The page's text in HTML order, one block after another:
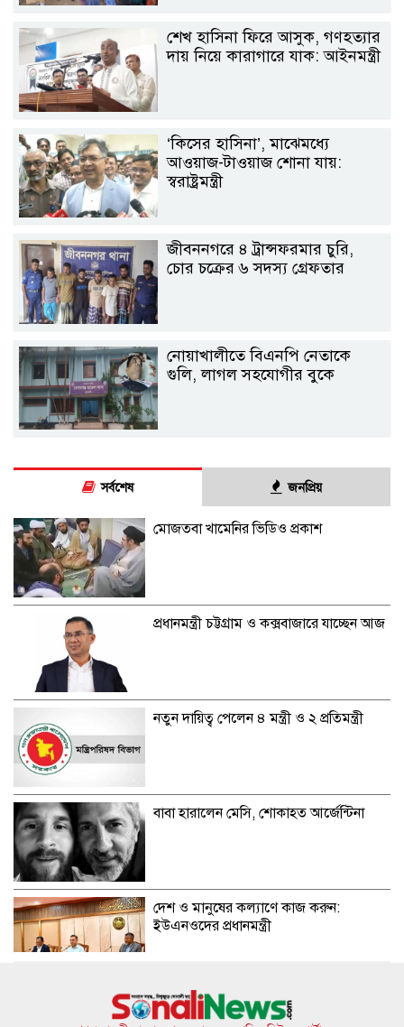
শেখ হাসিনা ফিরে আসুক, গণহত্যার
দায় নিয়ে কারাগারে যাক: আইনমন্ত্রী
‘কিসের হাসিনা’, মাঝেমধ্যে
আওয়াজ-টাওয়াজ শোনা যায়:
স্বরাষ্ট্রমন্ত্রী
জীবননগরে ৪ ট্রান্সফরমার চুরি,
চোর চক্রের ৬ সদস্য গ্রেফতার
নোয়াখালীতে বিএনপি নেতাকে
গুলি, লাগল সহযোগীর বুকে
সর্বশেষ জনপ্রিয়
মোজতবা খামেনির ভিডিও প্রকাশ
প্রধানমন্ত্রী চট্টগ্রাম ও কক্সবাজারে যাচ্ছেন আজ
নতুন দায়িত্ব পেলেন ৪ মন্ত্রী ও ২ প্রতিমন্ত্রী
বাবা হারালেন মেসি, শোকাহত আর্জেন্টিনা
দেশ ও মানুষের কল্যাণে কাজ করুন:
ইউএনওদের প্রধানমন্ত্রী
রাষ্ট্রপতি নির্বাচনে প্রার্থী দেবে জামায়াত